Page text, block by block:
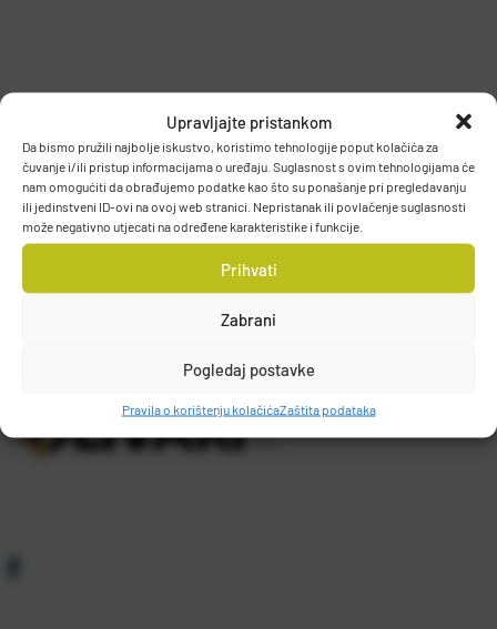
Upravljajte pristankom
Da bismo pružili najbolje iskustvo, koristimo tehnologije poput kolačića za
čuvanje i/ili pristup informacijama o uređaju. Suglasnost s ovim tehnologijama će
nam omogućiti da obrađujemo podatke kao što su ponašanje pri pregledavanju
ili jedinstveni ID-ovi na ovoj web stranici. Nepristanak ili povlačenje suglasnosti
može negativno utjecati na određene karakteristike i funkcije.
Prihvati
Zabrani
Pogledaj postavke
Pravila o korištenju kolačićaZaštita podataka